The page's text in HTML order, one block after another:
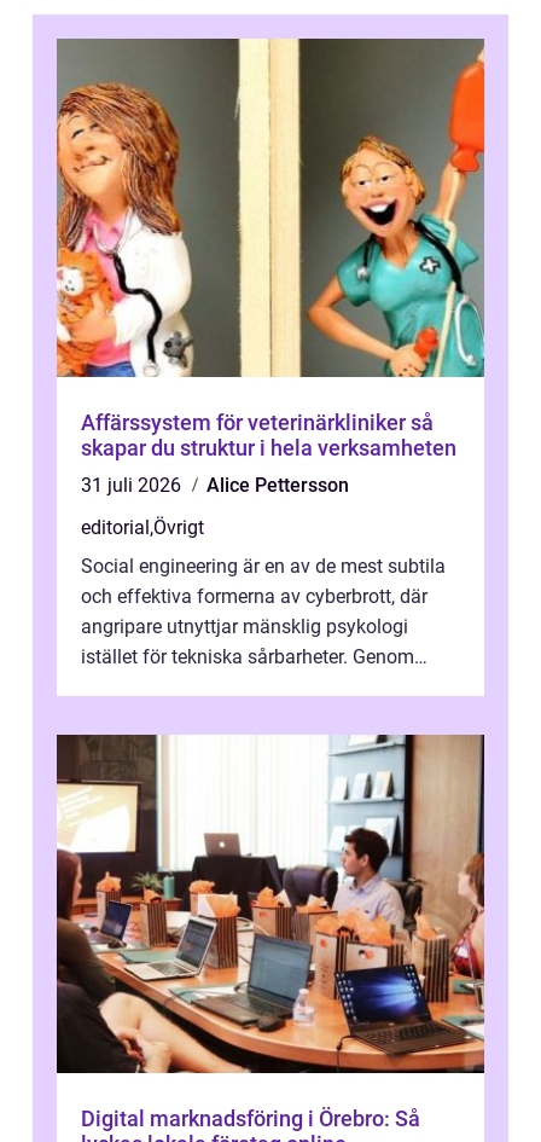
Affärssystem för veterinärkliniker så
skapar du struktur i hela verksamheten
31 juli 2026
Alice Pettersson
editorial,Övrigt
Social engineering är en av de mest subtila
och effektiva formerna av cyberbrott, där
angripare utnyttjar mänsklig psykologi
istället för tekniska sårbarheter. Genom
Digital marknadsföring i Örebro: Så